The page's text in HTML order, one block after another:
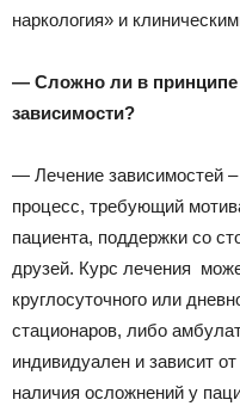
наркология» и
— Сложно ли в принципе
зависимости?
— Лечение зависимостей
процесс, требующий
пациента, поддержки со
друзей. Курс лечения
круглосуточного или
стационаров, либо
индивидуален и зависит
наличия осложнений у